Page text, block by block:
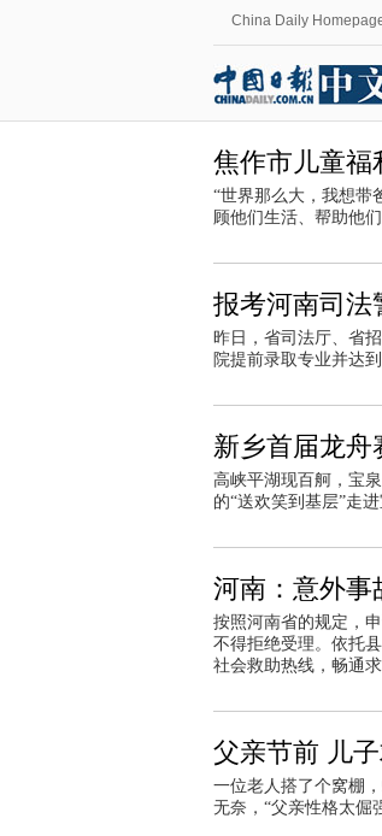
China Daily
焦作市儿童福
“世界那么大，我想带
顾他们生活、帮助他
报考河南司法
昨日，省司法厅、省
院提前录取专业并达
新乡首届龙舟
高峡平湖现百舸，宝
的“送欢笑到基层”走
河南：意外事
按照河南省的规定，
不得拒绝受理。依托
社会救助热线，畅通求
父亲节前 儿
一位老人搭了个窝棚
无奈，“父亲性格太倔